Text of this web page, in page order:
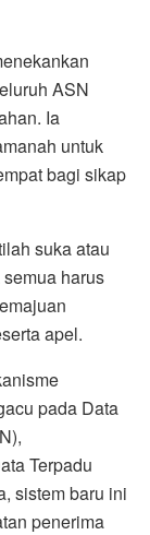
ASN
Ia
untuk
bagi sikap
suka atau
harus
apel.
pada Data
Terpadu
sistem baru ini
penerima